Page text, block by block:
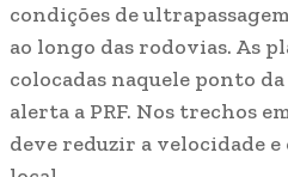
condições de
ao longo das rodovias. As
colocadas naquele ponto
alerta a PRF. Nos trechos
deve reduzir a velocidade e